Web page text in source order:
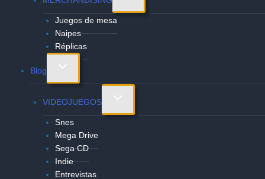
menú
Juegos de mesa
Naipes
Réplicas
Blog
Alternar
menú
hijo
VIDEOJUEGOS
Alternar
menú
Snes
Mega Drive
Sega CD
Indie
Entrevistas